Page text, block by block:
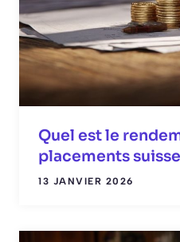
Quel est le
placements
13 JANVIER 2026